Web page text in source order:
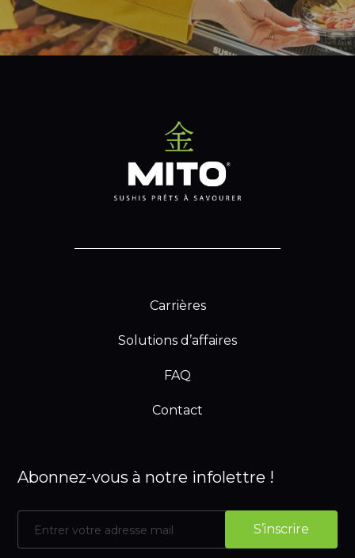
Carrières
Solutions d’affaires
FAQ
Contact
Abonnez-vous à notre infolettre !